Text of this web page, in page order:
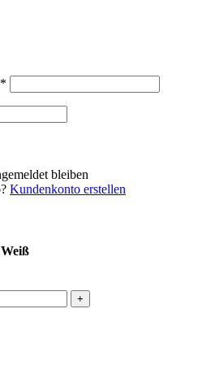
*
bleiben
Kundenkonto erstellen